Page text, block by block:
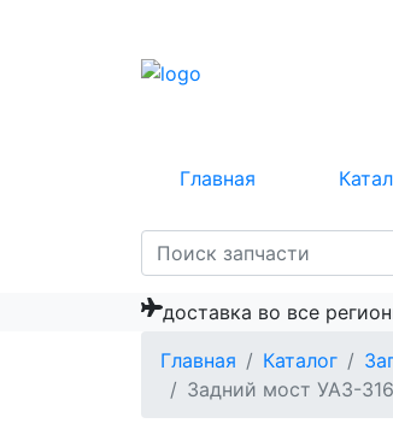
Главная
доставка во все
Главная
Каталог
Задний мост УАЗ-